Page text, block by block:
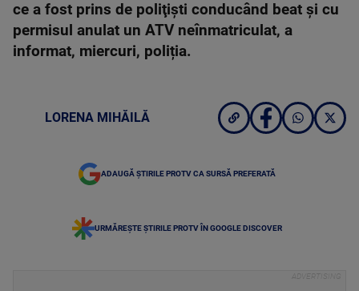
ce a fost prins de poliţişti conducând beat şi cu
permisul anulat un ATV neînmatriculat, a
informat, miercuri, poliția.
LORENA MIHĂILĂ
ADAUGĂ ȘTIRILE PROTV CA SURSĂ PREFERATĂ
URMĂREȘTE ȘTIRILE PROTV ÎN GOOGLE DISCOVER